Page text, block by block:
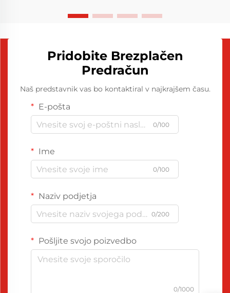
Pridobite Brezplačen
Predračun
Naš predstavnik vas bo kontaktiral v najkrajšem času.
E-pošta
0/100
Ime
0/100
Naziv podjetja
0/200
Pošljite svojo poizvedbo
0/1000